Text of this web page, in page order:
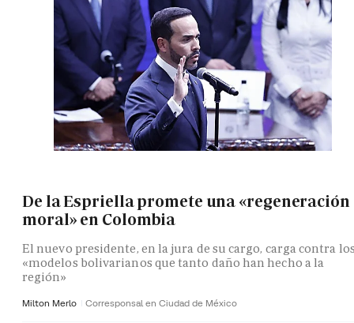
De la Espriella promete una «regeneración
moral» en Colombia
El nuevo presidente, en la jura de su cargo, carga contra
«modelos bolivarianos que tanto daño han hecho a la
región»
Milton Merlo Corresponsal en Ciudad de México